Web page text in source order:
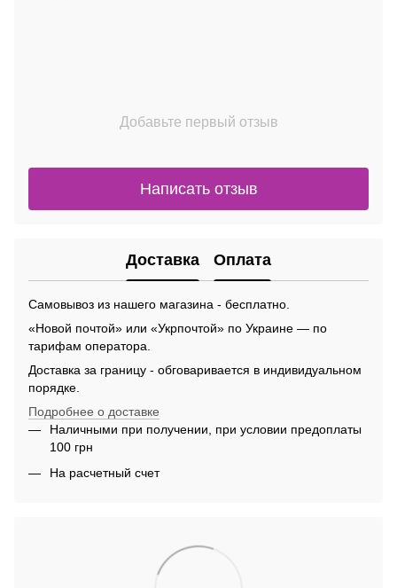
Добавьте первый отзыв
Написать отзыв
Доставка Оплата
Самовывоз из нашего магазина - бесплатно.
«Новой почтой» или «Укрпочтой» по Украине — по
тарифам оператора.
Доставка за границу - обговаривается в индивидуальном
порядке.
Подробнее о доставке
Наличными при получении, при условии предоплаты
100 грн
На расчетный счет